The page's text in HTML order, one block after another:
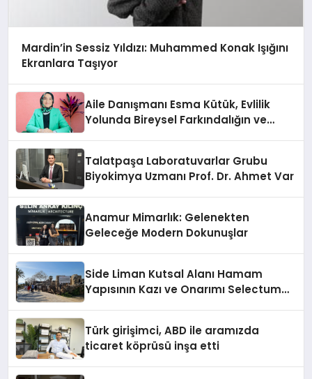
Mardin’in Sessiz Yıldızı: Muhammed Konak Işığını
Ekranlara Taşıyor
Aile Danışmanı Esma Kütük, Evlilik
Yolunda Bireysel Farkındalığın ve
Talatpaşa Laboratuvarlar Grubu
Biyokimya Uzmanı Prof. Dr. Ahmet Var
Anamur Mimarlık: Gelenekten
Geleceğe Modern Dokunuşlar
Side Liman Kutsal Alanı Hamam
Yapısının Kazı ve Onarımı Selectum
Türk girişimci, ABD ile aramızda
ticaret köprüsü inşa etti